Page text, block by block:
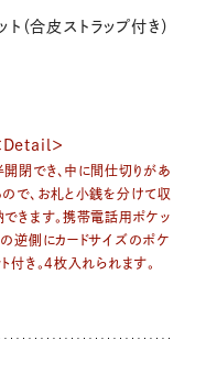
（合皮ストラップ付き）
Detail＞
開閉でき、中に間仕切りがあ
ので、お札と小銭を分けて収
できます。携帯電話用ポケッ
の逆側にカードサイズのポケ
ト付き。4枚入れられます。